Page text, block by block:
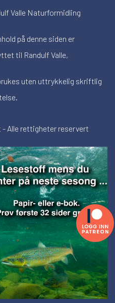
Valle Naturformidling
på denne siden er
til Randulf Valle,
uten uttrykkelig skriftlig
Alle rettigheter reservert